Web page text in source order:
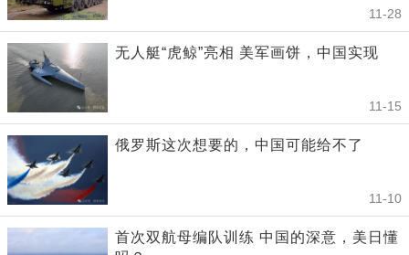
11-28
无人艇“虎鲸”亮相 美军画饼，中国实现
11-15
俄罗斯这次想要的，中国可能给不了
11-10
首次双航母编队训练 中国的深意，美日懂